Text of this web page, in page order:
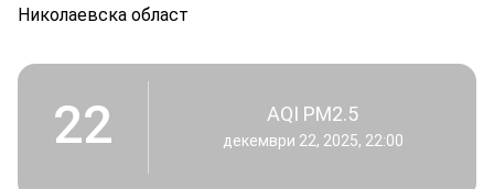
Николаевска област
22 AQI PM2.5
декември 22, 2025, 22:00